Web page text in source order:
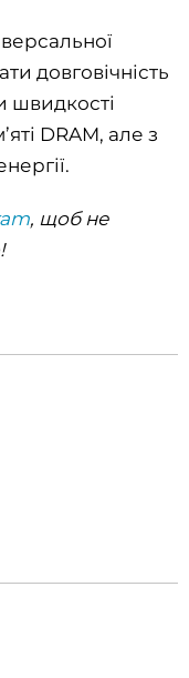
довговічність
швидкості
DRAM, але з
, щоб не